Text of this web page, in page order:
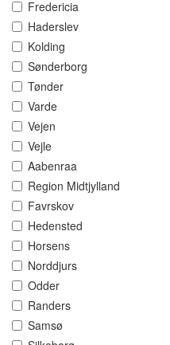
Fredericia
Haderslev
Kolding
Sønderborg
Tønder
Varde
Vejen
Vejle
Aabenraa
Region Midtjylland
Favrskov
Hedensted
Horsens
Norddjurs
Odder
Randers
Samsø